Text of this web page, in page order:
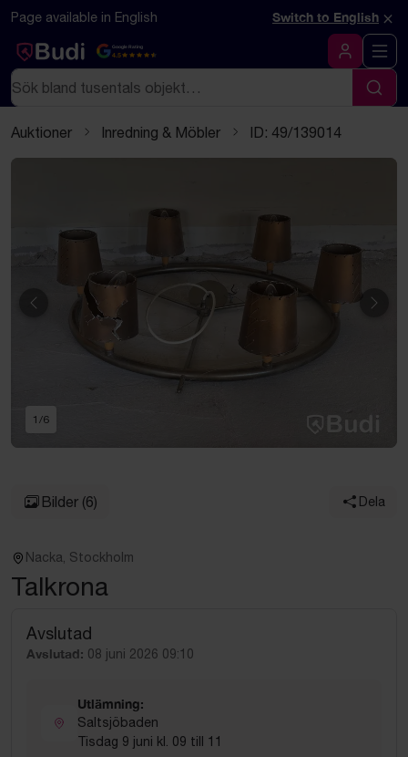
Hoppa till innehåll
Textbaserad (markdown) version av denna sida
Page available in English Switch to English ×
Google Rating
4.5
Logga in
Sök
Sök
Auktioner Inredning & Möbler ID: 49/139014
Föregående
1 /6
Bilder (6) Dela
Nacka, Stockholm
Talkrona
Avslutad
Avslutad: 08 juni 2026 09:10
Utlämning:
Saltsjöbaden
Tisdag 9 juni kl. 09 till 11